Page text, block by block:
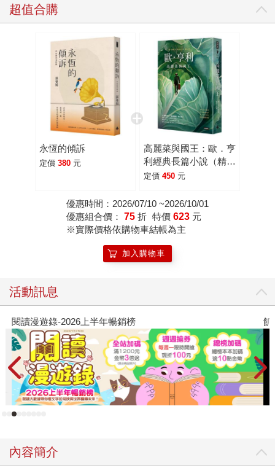
超值合購
永恆的傾訴
定價 380 元
高麗菜與國王：歐．亨
利經典長篇小說（精裝
版）
定價 450 元
優惠時間：2026/07/10 ~2026/10/01
優惠組合價： 75 折 特價 623 元
※實際價格依購物車結帳為主
加入購物車
活動訊息
閱讀漫遊錄-2026上半年暢銷榜 飢
內容簡介